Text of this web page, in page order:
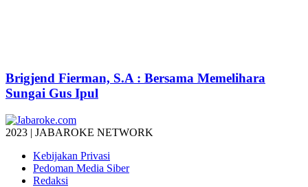
Brigjend Fierman, S.A : Bersama Memelihara
Sungai Gus Ipul
2023 | JABAROKE NETWORK
Kebijakan Privasi
Pedoman Media Siber
Redaksi